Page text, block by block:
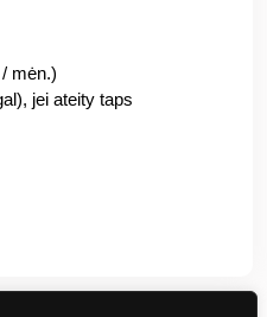
mėn.)
jei ateity taps